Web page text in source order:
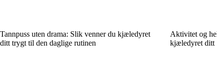
Tannpuss uten drama: Slik venner du kjæledyret
ditt trygt til den daglige rutinen
Aktivitet og
kjæledyret ditt